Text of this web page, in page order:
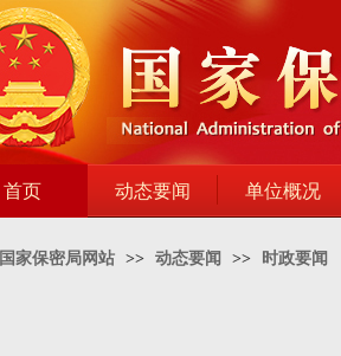
首页 动态要闻 单位概况
国家保密局网站 >> 动态要闻 >> 时政要闻